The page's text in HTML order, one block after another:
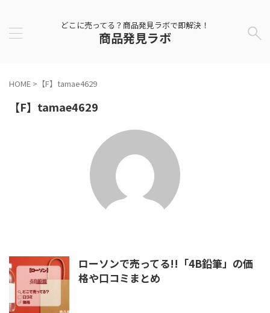
どこに売ってる？商品発見ラボで即解決！
商品発見ラボ
HOME > 【F】tamae4629
【F】tamae4629
ローソンで売ってる!!「4B鉛筆」の価
格や口コミまとめ